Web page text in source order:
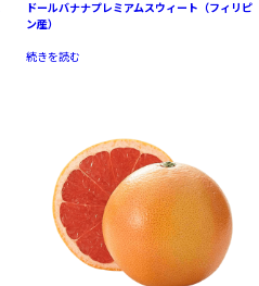
ドールバナナプレミアムスウィート（フィリピ
ン産）
続きを読む